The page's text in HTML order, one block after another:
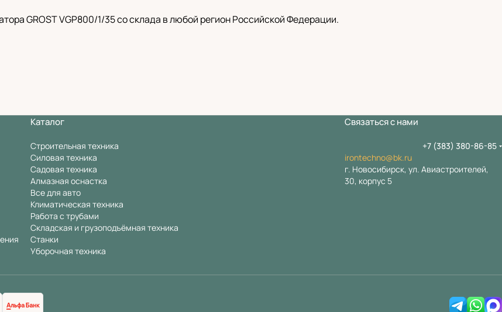
GROST VGP800/1/35 со склада в любой регион Российской Федерации.
Каталог
Строительная техника
Силовая техника
Садовая техника
Алмазная оснастка
Все для авто
Климатическая техника
Работа с трубами
Складская и грузоподъёмная техника
Станки
Уборочная техника
Связаться с нами
+7 (383) 380-86-85
irontechno@bk.ru
г. Новосибирск, ул. Авиастроителей,
30, корпус 5